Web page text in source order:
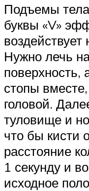
Подъемы
буквы «V»
Нужно лечь
поверхность,
стопы
головой.
туловище и
что бы кисти
расстояние
1 секунду и
исходное